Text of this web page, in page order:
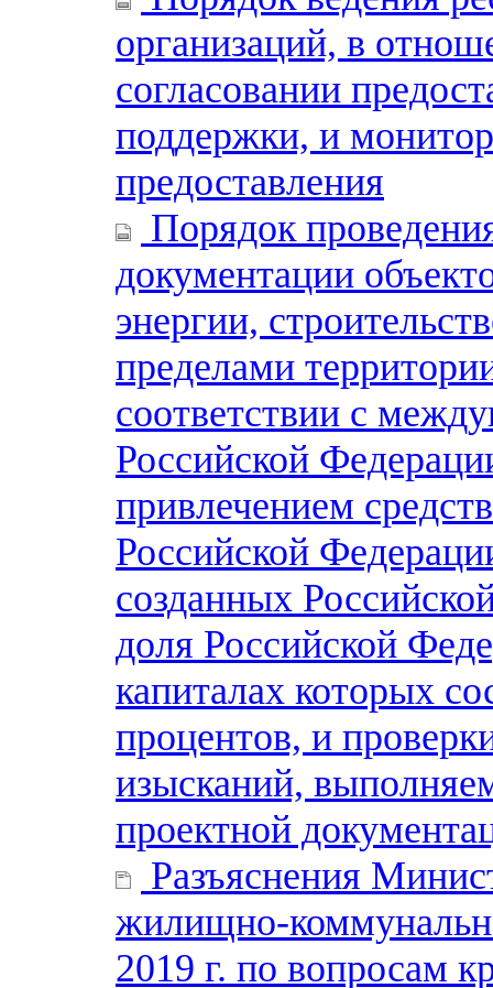
организаций, в
согласовании
поддержки, и
предоставления
Порядок
документации
энергии,
пределами
соответствии с
Российской
привлечением
Российской
созданных
доля Российской
капиталах которых
процентов, и
изысканий,
проектной
Разъяснения
жилищно-
2019 г. по вопросам